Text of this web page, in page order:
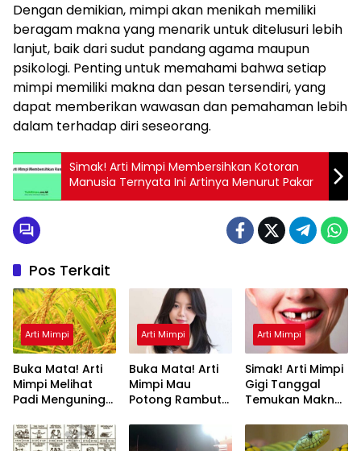
Dengan demikian, mimpi akan menikah memiliki
beragam makna yang menarik untuk ditelusuri lebih
lanjut, baik dari sudut pandang agama maupun
psikologi. Penting untuk memahami bahwa setiap
mimpi memiliki makna dan pesan tersendiri, yang
dapat memberikan wawasan dan pemahaman lebih
dalam terhadap diri seseorang.
Simak! Arti Mimpi Membersihkan Kotoran
Manusia Ternyata Ini Artinya Menurut Pakar
Pos Terkait
Arti Mimpi
Buka Mata! Arti
Mimpi Melihat
Padi Menguning
Diketahui
Arti Mimpi
Buka Mata! Arti
Mimpi Mau
Potong Rambut
Ini Penjelasannya
Arti Mimpi
Simak! Arti Mimpi
Gigi Tanggal
Temukan Makna